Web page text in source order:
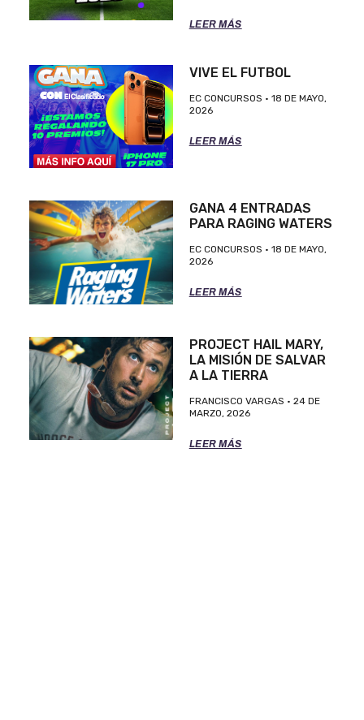
LEER MÁS
VIVE EL FUTBOL
EC CONCURSOS
18 DE MAYO,
2026
LEER MÁS
GANA 4 ENTRADAS
PARA RAGING WATERS
EC CONCURSOS
18 DE MAYO,
2026
LEER MÁS
PROJECT HAIL MARY,
LA MISIÓN DE SALVAR
A LA TIERRA
FRANCISCO VARGAS
24 DE
MARZO, 2026
LEER MÁS